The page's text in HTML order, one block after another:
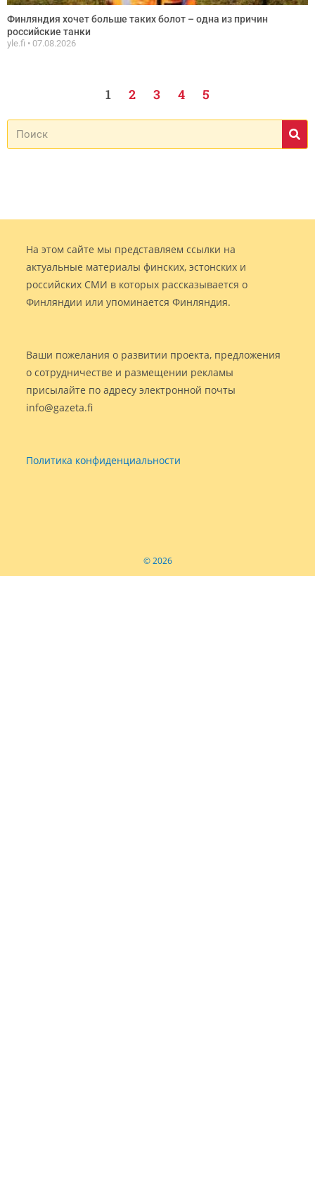
Финляндия хочет больше таких болот – одна из причин
российские танки
yle.fi 07.08.2026
1 2 3 4 5
На этом сайте мы представляем ссылки на
актуальные материалы финских, эстонских и
российских СМИ в которых рассказывается о
Финляндии или упоминается Финляндия.
Ваши пожелания о развитии проекта, предложения
о сотрудничестве и размещении рекламы
присылайте по адресу электронной почты
info@gazeta.fi
Политика конфиденциальности
© 2026